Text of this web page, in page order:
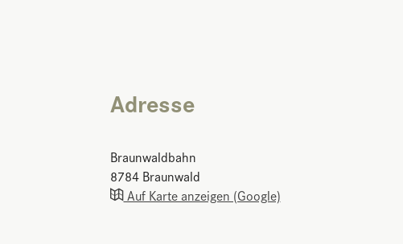
Adresse
Braunwaldbahn
8784 Braunwald
Auf Karte anzeigen (Google)